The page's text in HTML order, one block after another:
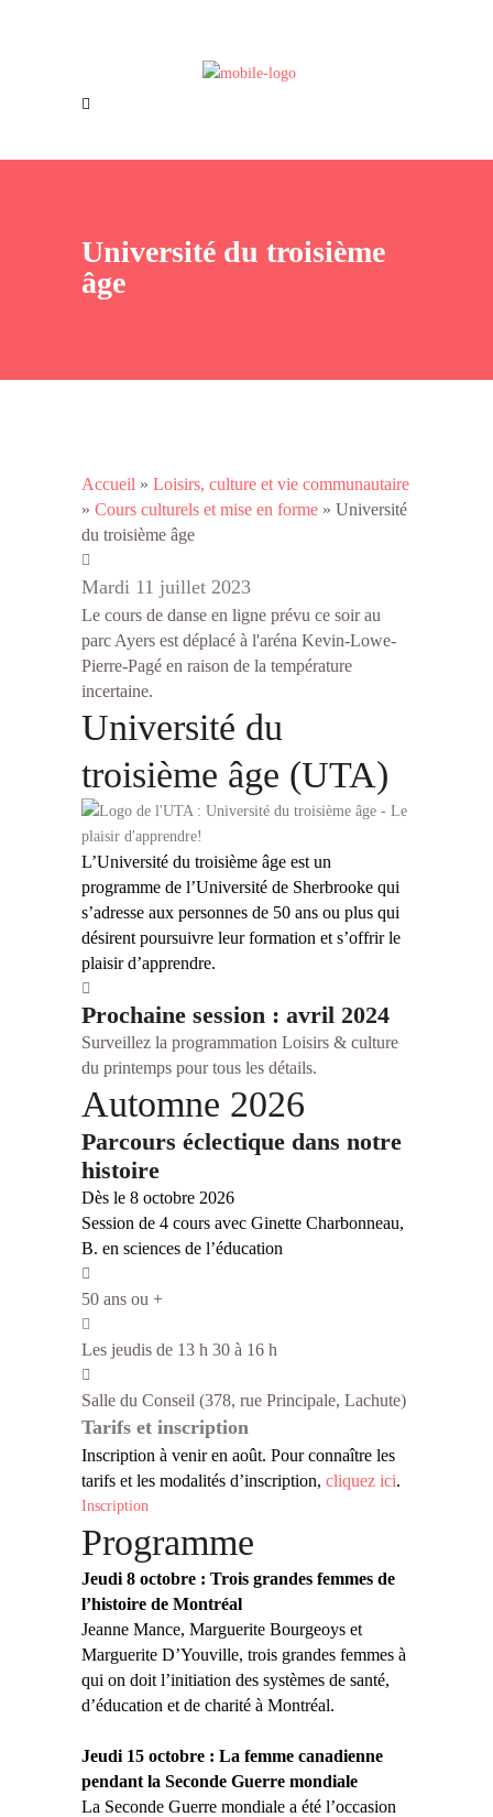
Offres d’emploi
Université du troisième
âge
Accueil » Loisirs, culture et vie communautaire
» Cours culturels et mise en forme » Université
du troisième âge
Mardi 11 juillet 2023
Le cours de danse en ligne prévu ce soir au
parc Ayers est déplacé à l'aréna Kevin-Lowe-
Pierre-Pagé en raison de la température
incertaine.
Université du
troisième âge (UTA)
L’Université du troisième âge est un
programme de l’Université de Sherbrooke qui
s’adresse aux personnes de 50 ans ou plus qui
désirent poursuivre leur formation et s’offrir le
plaisir d’apprendre.
Prochaine session : avril 2024
Surveillez la programmation Loisirs & culture
du printemps pour tous les détails.
Automne 2026
Parcours éclectique dans notre
histoire
Dès le 8 octobre 2026
Session de 4 cours avec Ginette Charbonneau,
B. en sciences de l’éducation
50 ans ou +
Les jeudis de 13 h 30 à 16 h
Salle du Conseil (378, rue Principale, Lachute)
Tarifs et inscription
Inscription à venir en août. Pour connaître les
tarifs et les modalités d’inscription, cliquez ici.
Inscription
Programme
Jeudi 8 octobre : Trois grandes femmes de
l’histoire de Montréal
Jeanne Mance, Marguerite Bourgeoys et
Marguerite D’Youville, trois grandes femmes à
qui on doit l’initiation des systèmes de santé,
d’éducation et de charité à Montréal.
Jeudi 15 octobre : La femme canadienne
pendant la Seconde Guerre mondiale
La Seconde Guerre mondiale a été l’occasion